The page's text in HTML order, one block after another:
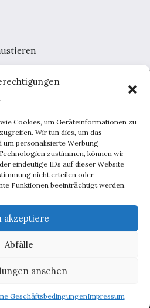
Cookies, um Geräteinformationen zu
Wir tun dies, um das
um personalisierte Werbung
zustimmen, können wir
eindeutige IDs auf dieser Website
nicht erteilen oder
Funktionen beeinträchtigt werden.
akzeptiere
Abfälle
ansehen
GeschäftsbedingungenImpressum
Home
Werbung
Kontakt
und Garten
Männchen
deutscherstil.de